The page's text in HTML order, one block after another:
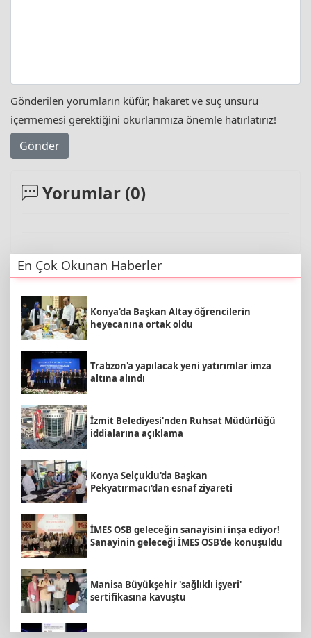
Gönderilen yorumların küfür, hakaret ve suç unsuru
içermemesi gerektiğini okurlarımıza önemle hatırlatırız!
Gönder
Yorumlar (0)
En Çok Okunan Haberler
Konya'da Başkan Altay öğrencilerin
heyecanına ortak oldu
Trabzon'a yapılacak yeni yatırımlar imza
altına alındı
İzmit Belediyesi'nden Ruhsat Müdürlüğü
iddialarına açıklama
Konya Selçuklu'da Başkan
Pekyatırmacı'dan esnaf ziyareti
İMES OSB geleceğin sanayisini inşa ediyor!
Sanayinin geleceği İMES OSB'de konuşuldu
Manisa Büyükşehir 'sağlıklı işyeri'
sertifikasına kavuştu